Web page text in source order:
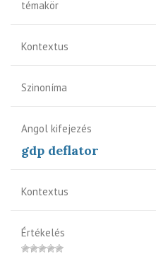
témakör
Kontextus
Szinoníma
Angol kifejezés
gdp deflator
Kontextus
Értékelés